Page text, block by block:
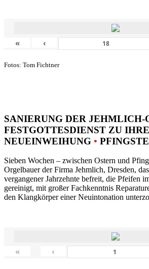
« ‹
Fotos: Tom Fichtner
SANIERUNG DER JEHMLICH-
FESTGOTTESDIENST ZU
NEUEINWEIHUNG •
Sieben Wochen – zwischen Ostern und
Orgelbauer der Firma Jehmlich, Dresden,
vergangener Jahrzehnte befreit, die Pfeifen
gereinigt, mit großer Fachkenntnis
den Klangkörper einer Neuintonation
« ‹